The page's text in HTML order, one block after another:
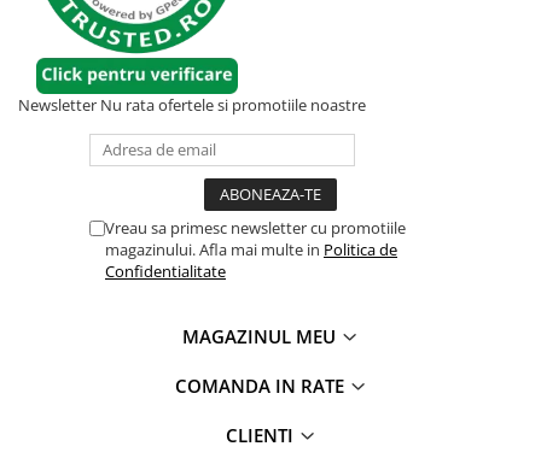
Newsletter Nu rata ofertele si promotiile noastre
Vreau sa primesc newsletter cu promotiile
magazinului. Afla mai multe in Politica de
Confidentialitate
MAGAZINUL MEU
COMANDA IN RATE
CLIENTI